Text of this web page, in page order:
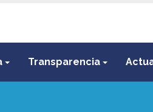
Transparencia